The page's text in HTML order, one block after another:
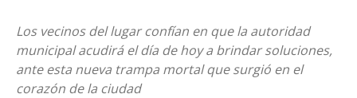
Los vecinos del lugar confían en que la autoridad
municipal acudirá el día de hoy a brindar soluciones,
ante esta nueva trampa mortal que surgió en el
corazón de la ciudad